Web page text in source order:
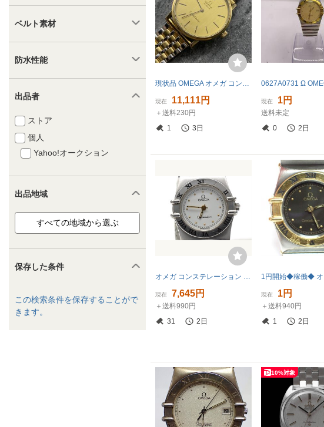
ベルト素材
防水性能
出品者
ストア
個人
Yahoo!オークション
出品地域
保存した条件
この検索条件を保存することがで
きます。
現状品 OMEGA オメガ コンステレーション クォーツ ゴールド文字盤 コンビブレス 純正バックル ヴィンテージ 腕時計
現在 11,111円
＋送料230円
1
3日
現在 1円
送料未定
0
2日
オメガ コンステレーション ホワイト ラウンド クォーツ 腕時計 OMEGA
現在 7,645円
＋送料990円
31
2日
現在 1円
＋送料940円
1
2日
10%対象